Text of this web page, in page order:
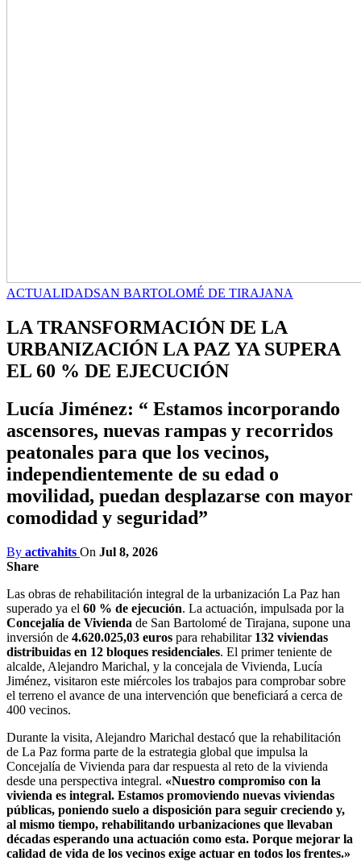
ACTUALIDADSAN BARTOLOMÉ DE TIRAJANA
LA TRANSFORMACIÓN DE LA
URBANIZACIÓN LA PAZ YA SUPERA
EL 60 % DE EJECUCIÓN
Lucía Jiménez: “ Estamos incorporando
ascensores, nuevas rampas y recorridos
peatonales para que los vecinos,
independientemente de su edad o
movilidad, puedan desplazarse con mayor
comodidad y seguridad”
By activahits On Jul 8, 2026
Share
Las obras de rehabilitación integral de la urbanización La Paz han
superado ya el 60 % de ejecución. La actuación, impulsada por la
Concejalía de Vivienda de San Bartolomé de Tirajana, supone una
inversión de 4.620.025,03 euros para rehabilitar 132 viviendas
distribuidas en 12 bloques residenciales. El primer teniente de
alcalde, Alejandro Marichal, y la concejala de Vivienda, Lucía
Jiménez, visitaron este miércoles los trabajos para comprobar sobre
el terreno el avance de una intervención que beneficiará a cerca de
400 vecinos.
Durante la visita, Alejandro Marichal destacó que la rehabilitación
de La Paz forma parte de la estrategia global que impulsa la
Concejalía de Vivienda para dar respuesta al reto de la vivienda
desde una perspectiva integral. «Nuestro compromiso con la
vivienda es integral. Estamos promoviendo nuevas viviendas
públicas, poniendo suelo a disposición para seguir creciendo y,
al mismo tiempo, rehabilitando urbanizaciones que llevaban
décadas esperando una actuación como esta. Porque mejorar la
calidad de vida de los vecinos exige actuar en todos los frentes.»